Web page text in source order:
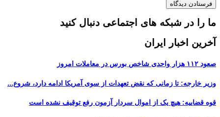
ما را در شبکه های اجتماعی دنبال کنید
آخرین اخبار ایران
صعود ۱۱۲ هزار واحدی شاخص بورس در معاملات امروز
وزیر خارجه: تا زمانی که نقض تعهدات از سوی آمریکا ادامه دارد، شروع...
قوه قضاییه: هیچ یک از اموال سردار آزمون رفع توقیف نشده است